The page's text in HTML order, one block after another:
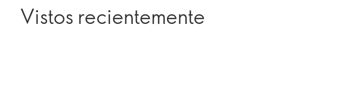
Vistos recientemente